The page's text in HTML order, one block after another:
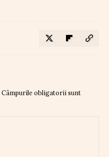
Câmpurile obligatorii sunt